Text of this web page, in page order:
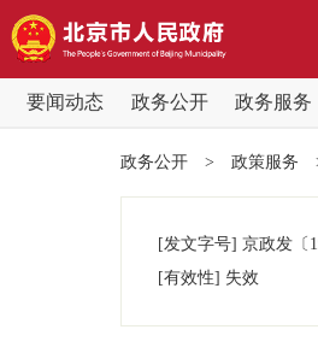
要闻动态 政务公开 政务服务
党中央精神
政务公开 > 政策服务
[发文字号] 京政发 〔
[有效性] 失效